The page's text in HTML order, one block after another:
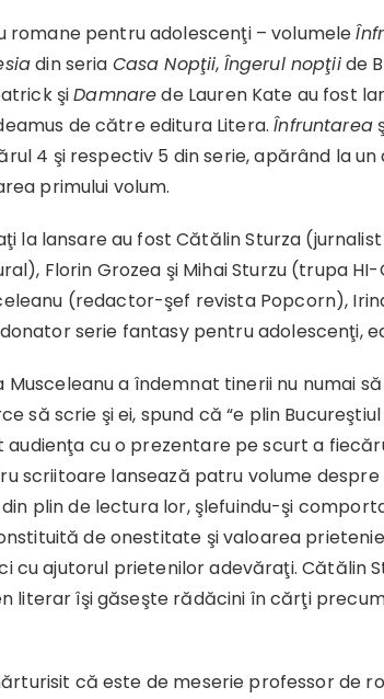
romane pentru adolescenţi – volumele
din seria Casa Nopţii, Îngerul nopţiide
şiDamnarede Lauren Kate au fost
de către editura Litera.Înfruntarea
4 şi respectiv 5 din serie, apărând la un
primului volum.
la lansare au fost Cătălin Sturza (jurnalist
Florin Grozea şi Mihai Sturzu (trupa
(redactor-şef revista Popcorn),
serie fantasy pentru adolescenţi,
Musceleanu a îndemnat tinerii nu numai
să scrie şi ei, spund că “e plin Bucureştiul
audienţa cu o prezentare pe scurt a
scriitoare lansează patru volume despre
plin de lectura lor, şlefuindu-şi
de onestitate şi valoarea
cu ajutorul prietenilor adevăraţi. Cătălin
literar îşi găseşte rădăcini în cărţi
că este de meserie professor de